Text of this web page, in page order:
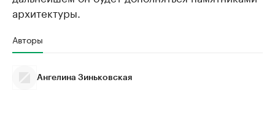
архитектуры.
Авторы
Ангелина Зиньковская